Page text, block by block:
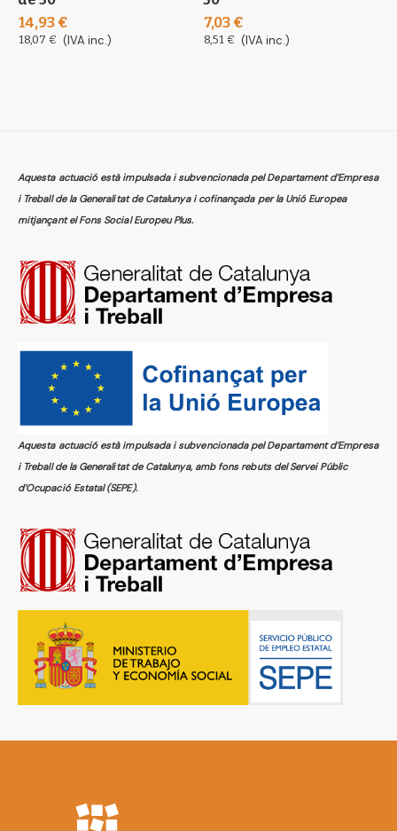
14,93 €
18,07 € (IVA inc.)
7,03 €
8,51 € (IVA inc.)
Aquesta actuació està impulsada i subvencionada pel Departament d’Empresa
i Treball de la Generalitat de Catalunya i cofinançada per la Unió Europea
mitjançant el Fons Social Europeu Plus.
Aquesta actuació està impulsada i subvencionada pel Departament d’Empresa
i Treball de la Generalitat de Catalunya, amb fons rebuts del Servei Públic
d’Ocupació Estatal (SEPE).